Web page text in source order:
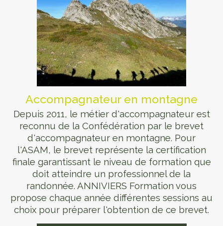
Accompagnateur en montagne
Depuis 2011, le métier d'accompagnateur est
reconnu de la Confédération par le brevet
d'accompagnateur en montagne. Pour
l'ASAM, le brevet représente la certification
finale garantissant le niveau de formation que
doit atteindre un professionnel de la
randonnée. ANNIVIERS Formation vous
propose chaque année différentes sessions au
choix pour préparer l'obtention de ce brevet.